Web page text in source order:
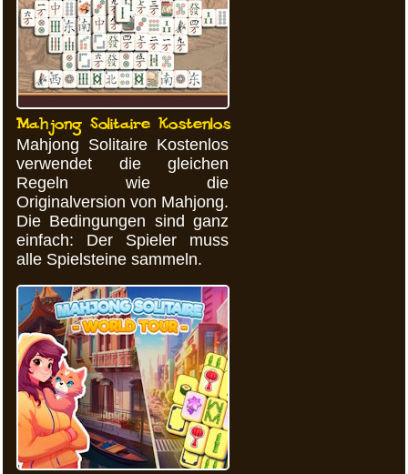
Mahjong Solitaire Kostenlos
Mahjong Solitaire Kostenlos
verwendet die gleichen
Regeln wie die
Originalversion von Mahjong.
Die Bedingungen sind ganz
einfach: Der Spieler muss
alle Spielsteine sammeln.